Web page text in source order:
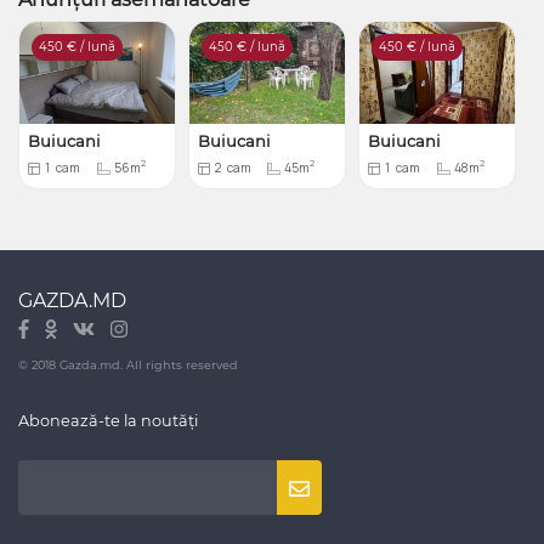
450 € / lună
Buiucani
1 cam 56m2
450 € / lună
Buiucani
2 cam 45m2
450 € / lună
Buiucani
1 cam 48m2
GAZDA.MD
© 2018 Gazda.md. All rights reserved
Abonează-te la noutăți